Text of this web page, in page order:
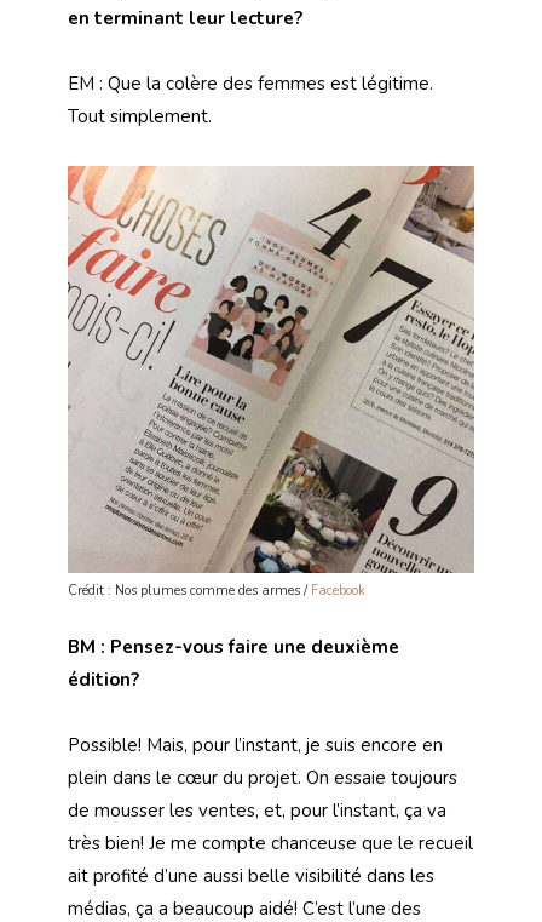
en terminant leur lecture?
EM : Que la colère des femmes est légitime.
Tout simplement.
Crédit : Nos plumes comme des armes /Facebook
BM : Pensez-vous faire une deuxième
édition?
Possible! Mais, pour l’instant, je suis encore en
plein dans le cœur du projet. On essaie toujours
de mousser les ventes, et, pour l’instant, ça va
très bien! Je me compte chanceuse que le recueil
ait profité d’une aussi belle visibilité dans les
médias, ça a beaucoup aidé! C’est l’une des